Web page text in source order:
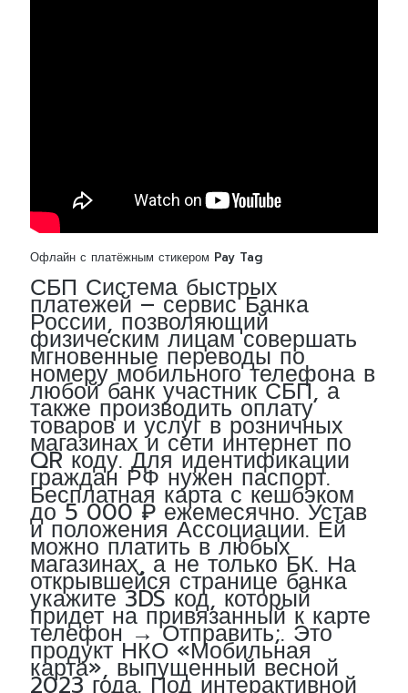
Офлайн с платёжным стикером Pay Tag
СБП Система быстрых
платежей – сервис Банка
России, позволяющий
физическим лицам совершать
мгновенные переводы по
номеру мобильного телефона в
любой банк участник СБП, а
также производить оплату
товаров и услуг в розничных
магазинах и сети интернет по
QR коду. Для идентификации
граждан РФ нужен паспорт.
Бесплатная карта с кешбэком
до 5 000 ₽ ежемесячно. Устав
и положения Ассоциации. Ей
можно платить в любых
магазинах, а не только БК. На
открывшейся странице банка
укажите 3DS код, который
придет на привязанный к карте
телефон → Отправить;. Это
продукт НКО «Мобильная
карта», выпущенный весной
2023 года. Под интерактивной